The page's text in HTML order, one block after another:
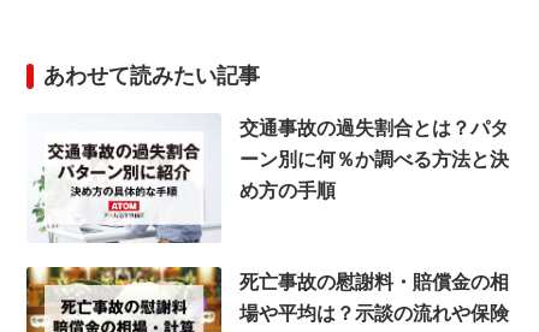
あわせて読みたい記事
交通事故の過失割合とは？パタ
ーン別に何％か調べる方法と決
め方の手順
死亡事故の慰謝料・賠償金の相
場や平均は？示談の流れや保険